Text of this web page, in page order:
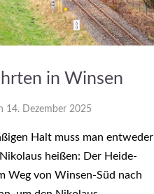
in Winsen
14. Dezember 2025
Halt muss man entweder
heißen: Der Heide-
Weg von Winsen-Süd nach